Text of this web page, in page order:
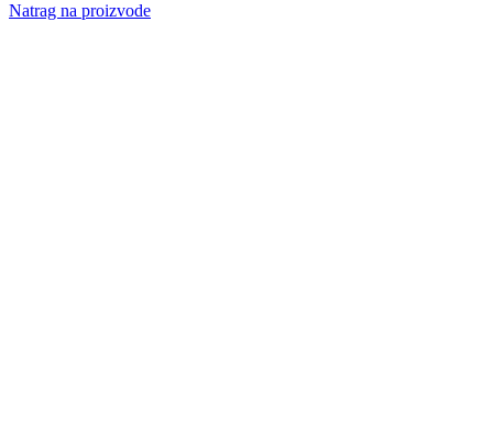
Natrag na proizvode